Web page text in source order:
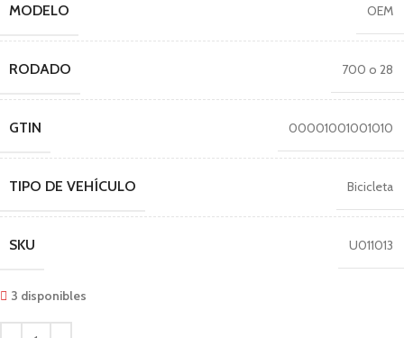
MODELO OEM
RODADO 700 o 28
GTIN 00001001001010
TIPO DE VEHÍCULO Bicicleta
SKU U011013
3 disponibles